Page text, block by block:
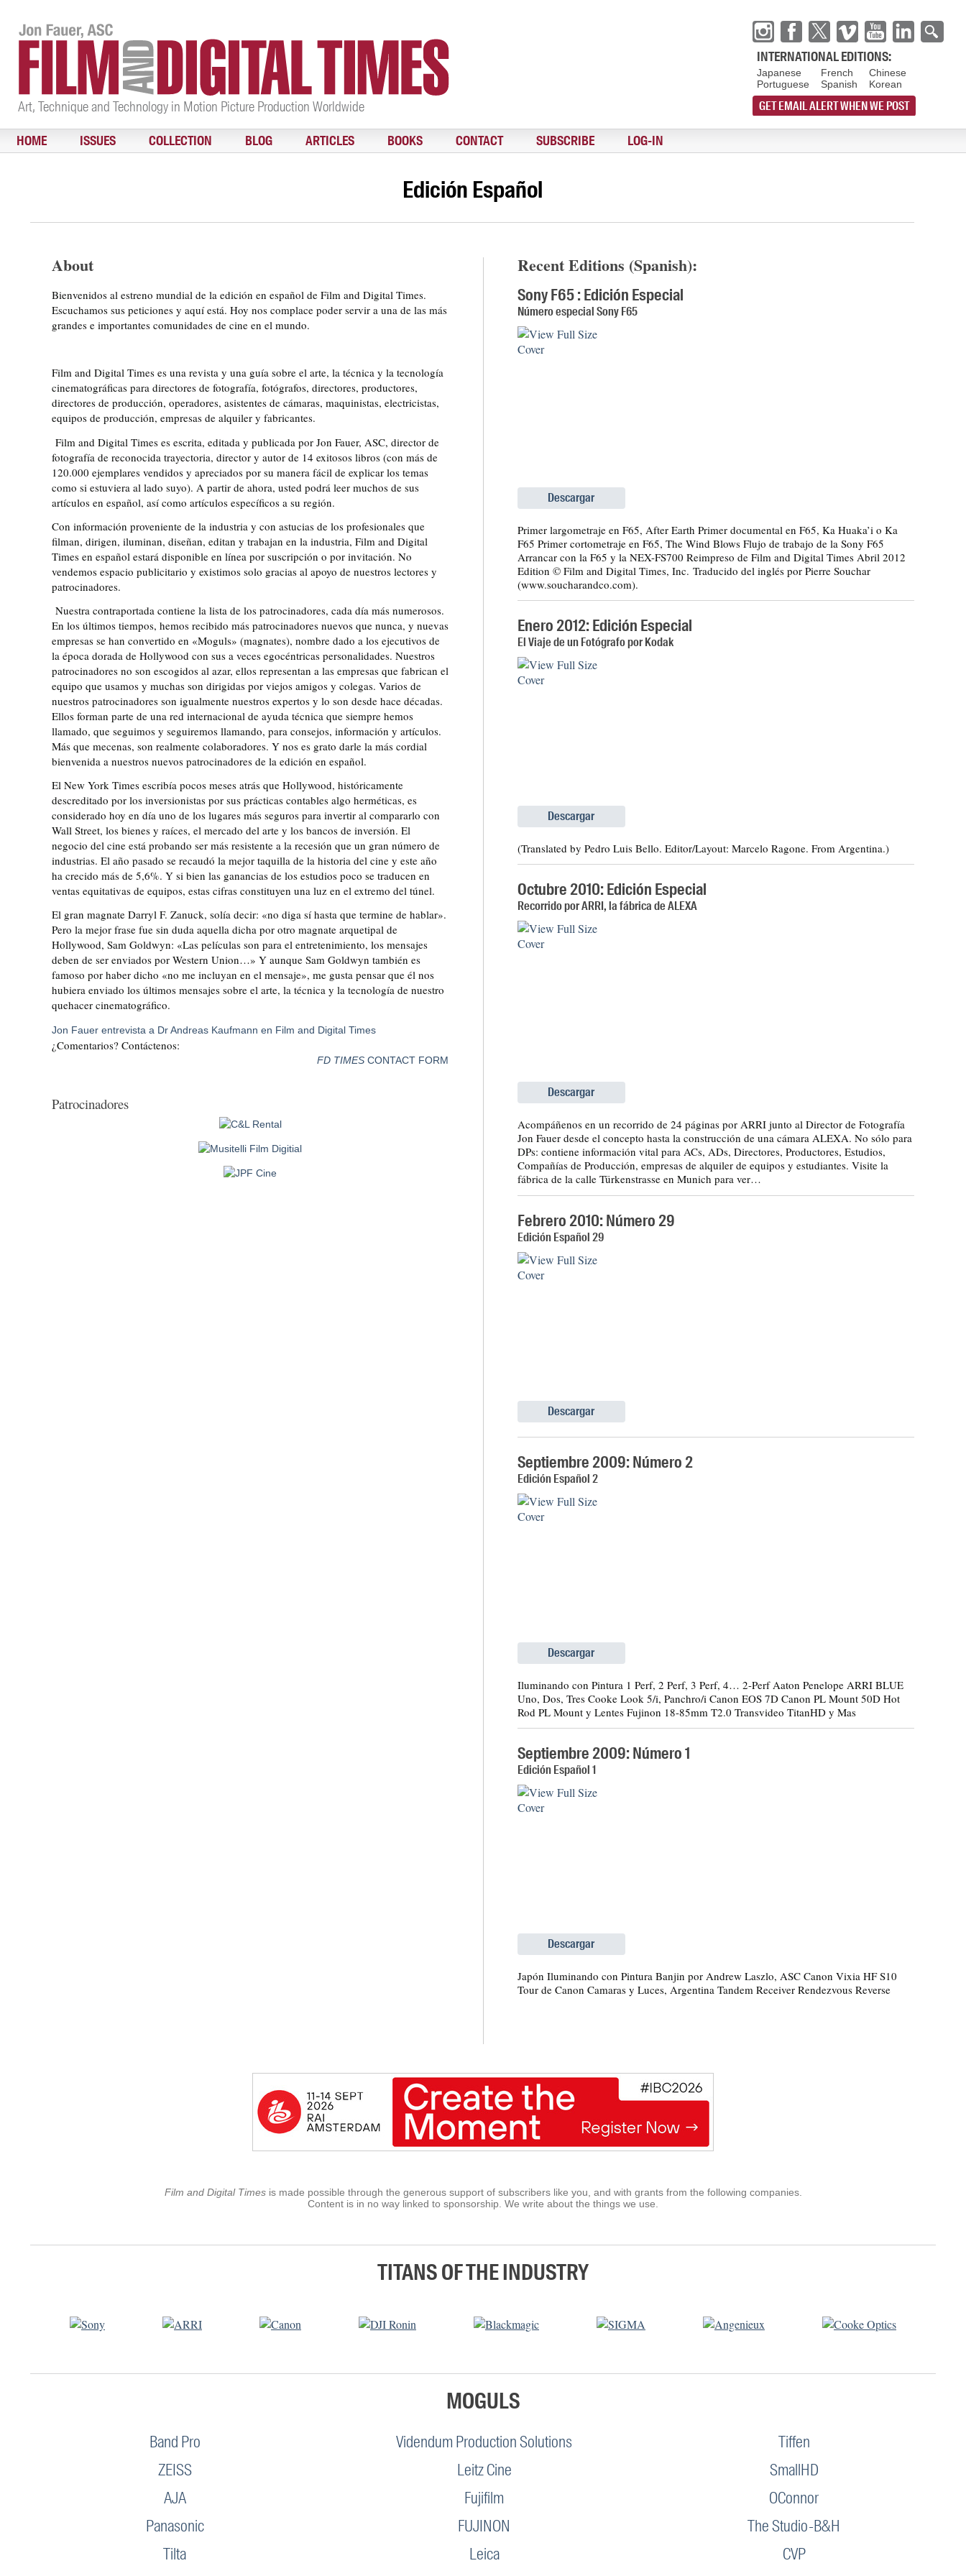
Art, Technique and Technology in Motion Picture Production Worldwide
INTERNATIONAL EDITIONS:
Japanese
Portuguese
French
Spanish
Chinese
Korean
GET EMAIL ALERT WHEN WE POST
HOME ISSUES COLLECTION BLOG ARTICLES BOOKS CONTACT SUBSCRIBE LOG-IN
Edición Español
About
Bienvenidos al estreno mundial de la edición en español de Film and Digital Times.
Escuchamos sus peticiones y aquí está. Hoy nos complace poder servir a una de las más
grandes e importantes comunidades de cine en el mundo.
Film and Digital Times es una revista y una guía sobre el arte, la técnica y la tecnología
cinematográficas para directores de fotografía, fotógrafos, directores, productores,
directores de producción, operadores, asistentes de cámaras, maquinistas, electricistas,
equipos de producción, empresas de alquiler y fabricantes.
Film and Digital Times es escrita, editada y publicada por Jon Fauer, ASC, director de
fotografía de reconocida trayectoria, director y autor de 14 exitosos libros (con más de
120.000 ejemplares vendidos y apreciados por su manera fácil de explicar los temas
como si estuviera al lado suyo). A partir de ahora, usted podrá leer muchos de sus
artículos en español, así como artículos específicos a su región.
Con información proveniente de la industria y con astucias de los profesionales que
filman, dirigen, iluminan, diseñan, editan y trabajan en la industria, Film and Digital
Times en español estará disponible en línea por suscripción o por invitación. No
vendemos espacio publicitario y existimos solo gracias al apoyo de nuestros lectores y
patrocinadores.
Nuestra contraportada contiene la lista de los patrocinadores, cada día más numerosos.
En los últimos tiempos, hemos recibido más patrocinadores nuevos que nunca, y nuevas
empresas se han convertido en «Moguls» (magnates), nombre dado a los ejecutivos de
la época dorada de Hollywood con sus a veces egocéntricas personalidades. Nuestros
patrocinadores no son escogidos al azar, ellos representan a las empresas que fabrican el
equipo que usamos y muchas son dirigidas por viejos amigos y colegas. Varios de
nuestros patrocinadores son igualmente nuestros expertos y lo son desde hace décadas.
Ellos forman parte de una red internacional de ayuda técnica que siempre hemos
llamado, que seguimos y seguiremos llamando, para consejos, información y artículos.
Más que mecenas, son realmente colaboradores. Y nos es grato darle la más cordial
bienvenida a nuestros nuevos patrocinadores de la edición en español.
El New York Times escribía pocos meses atrás que Hollywood, históricamente
descreditado por los inversionistas por sus prácticas contables algo herméticas, es
considerado hoy en día uno de los lugares más seguros para invertir al compararlo con
Wall Street, los bienes y raíces, el mercado del arte y los bancos de inversión. El
negocio del cine está probando ser más resistente a la recesión que un gran número de
industrias. El año pasado se recaudó la mejor taquilla de la historia del cine y este año
ha crecido más de 5,6%. Y si bien las ganancias de los estudios poco se traducen en
ventas equitativas de equipos, estas cifras constituyen una luz en el extremo del túnel.
El gran magnate Darryl F. Zanuck, solía decir: «no diga sí hasta que termine de hablar».
Pero la mejor frase fue sin duda aquella dicha por otro magnate arquetipal de
Hollywood, Sam Goldwyn: «Las películas son para el entretenimiento, los mensajes
deben de ser enviados por Western Union…» Y aunque Sam Goldwyn también es
famoso por haber dicho «no me incluyan en el mensaje», me gusta pensar que él nos
hubiera enviado los últimos mensajes sobre el arte, la técnica y la tecnología de nuestro
quehacer cinematográfico.
Jon Fauer entrevista a Dr Andreas Kaufmann en Film and Digital Times
¿Comentarios? Contáctenos:
FD TIMES CONTACT FORM
Patrocinadores
Recent Editions (Spanish):
Sony F65 : Edición Especial
Número especial Sony F65
Descargar
Primer largometraje en F65, After Earth Primer documental en F65, Ka Huaka’i o Ka
F65 Primer cortometraje en F65, The Wind Blows Flujo de trabajo de la Sony F65
Arrancar con la F65 y la NEX-FS700 Reimpreso de Film and Digital Times Abril 2012
Edition © Film and Digital Times, Inc. Traducido del inglés por Pierre Souchar
(www.soucharandco.com).
Enero 2012: Edición Especial
El Viaje de un Fotógrafo por Kodak
Descargar
(Translated by Pedro Luis Bello. Editor/Layout: Marcelo Ragone. From Argentina.)
Octubre 2010: Edición Especial
Recorrido por ARRI, la fábrica de ALEXA
Descargar
Acompáñenos en un recorrido de 24 páginas por ARRI junto al Director de Fotografía
Jon Fauer desde el concepto hasta la construcción de una cámara ALEXA. No sólo para
DPs: contiene información vital para ACs, ADs, Directores, Productores, Estudios,
Compañías de Producción, empresas de alquiler de equipos y estudiantes. Visite la
fábrica de la calle Türkenstrasse en Munich para ver…
Febrero 2010: Número 29
Edición Español 29
Descargar
Septiembre 2009: Número 2
Edición Español 2
Descargar
Iluminando con Pintura 1 Perf, 2 Perf, 3 Perf, 4… 2-Perf Aaton Penelope ARRI BLUE
Uno, Dos, Tres Cooke Look 5/i, Panchro/i Canon EOS 7D Canon PL Mount 50D Hot
Rod PL Mount y Lentes Fujinon 18-85mm T2.0 Transvideo TitanHD y Mas
Septiembre 2009: Número 1
Edición Español 1
Descargar
Japón Iluminando con Pintura Banjin por Andrew Laszlo, ASC Canon Vixia HF S10
Tour de Canon Camaras y Luces, Argentina Tandem Receiver Rendezvous Reverse
Film and Digital Timesis made possible through the generous support of subscribers like you, and with grants from the following companies.
Content is in no way linked to sponsorship. We write about the things we use.
TITANS OF THE INDUSTRY
MOGULS
Band Pro
ZEISS
AJA
Panasonic
Tilta
Videndum Production Solutions
Leitz Cine
Fujifilm
FUJINON
Leica
Tiffen
SmallHD
OConnor
The Studio-B&H
CVP